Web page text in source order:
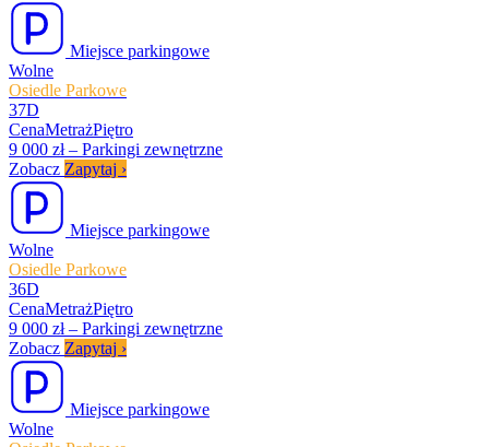
Miejsce parkingowe
Wolne
Osiedle Parkowe
37D
CenaMetrażPiętro
9 000 zł – Parkingi zewnętrzne
Zobacz Zapytaj ›
Miejsce parkingowe
Wolne
Osiedle Parkowe
36D
CenaMetrażPiętro
9 000 zł – Parkingi zewnętrzne
Zobacz Zapytaj ›
Miejsce parkingowe
Wolne